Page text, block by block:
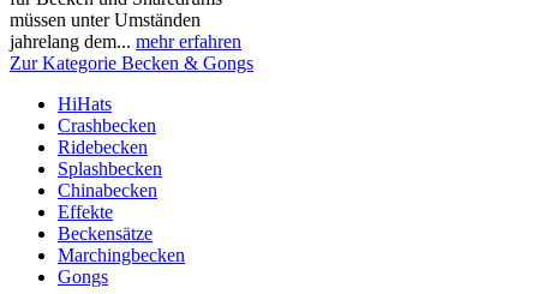
müssen unter Umständen
jahrelang dem... mehr erfahren
Zur Kategorie Becken & Gongs
HiHats
Crashbecken
Ridebecken
Splashbecken
Chinabecken
Effekte
Beckensätze
Marchingbecken
Gongs